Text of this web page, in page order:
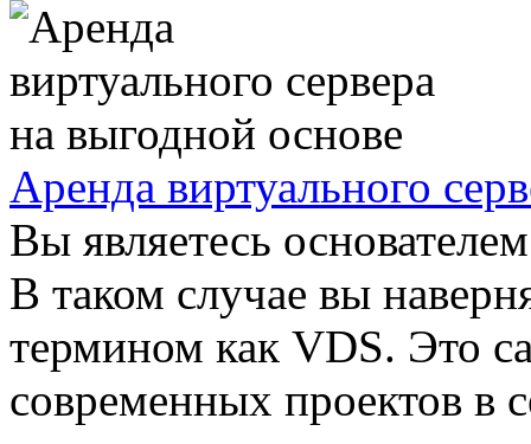
Аренда виртуального
Вы являетесь
В таком случае вы
термином как VDS. Это
современных проектов в